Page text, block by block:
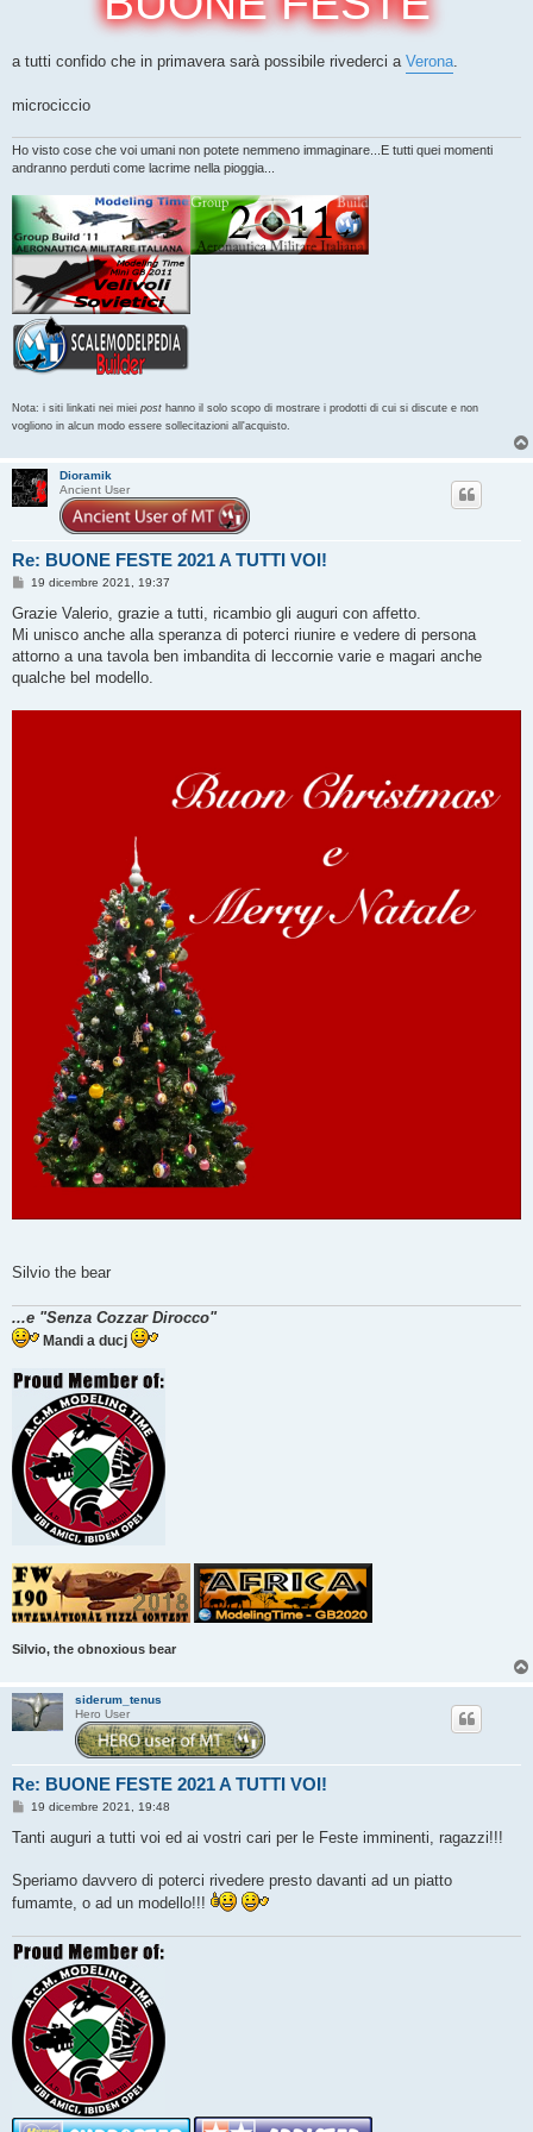
a tutti confido che in primavera sarà possibile rivederci a Verona
microciccio
Ho visto cose che voi umani non potete nemmeno immaginare...E tutti quei momenti
andranno perduti come lacrime nella pioggia...
Nota: i siti linkati nei miei post hanno il solo scopo di mostrare i prodotti di cui si discute e non
vogliono in alcun modo essere sollecitazioni all'acquisto.
Dioramik
Ancient User
Re: BUONE FESTE 2021 A TUTTI VOI!
M
s
a
g
i
19 dicembre 2021, 19:37
Grazie Valerio, grazie a tutti, ricambio gli auguri con affetto.
Mi unisco anche alla speranza di poterci riunire e vedere di persona
attorno a una tavola ben imbandita di leccornie varie e magari anche
qualche bel modello.
Silvio the bear
...e "Senza Cozzar Dirocco"
Mandi a ducj
Silvio, the obnoxious bear
siderum_tenus
Hero User
Re: BUONE FESTE 2021 A TUTTI VOI!
M
s
g
i
19 dicembre 2021, 19:48
Tanti auguri a tutti voi ed ai vostri cari per le Feste imminenti, ragazzi!!!
Speriamo davvero di poterci rivedere presto davanti ad un piatto
fumamte, o ad un modello!!!